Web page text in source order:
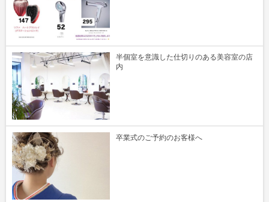
半個室を意識した仕切りのある美容室の店
内
卒業式のご予約のお客様へ